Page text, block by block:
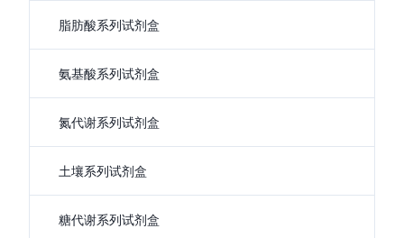
脂肪酸系列试剂盒
氨基酸系列试剂盒
氮代谢系列试剂盒
土壤系列试剂盒
糖代谢系列试剂盒